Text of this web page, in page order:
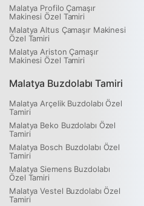
Malatya Profilo Çamaşır
Makinesi Özel Tamiri
Malatya Altus Çamaşır Makinesi
Özel Tamiri
Malatya Ariston Çamaşır
Makinesi Özel Tamiri
Malatya Buzdolabı Tamiri
Malatya Arçelik Buzdolabı Özel
Tamiri
Malatya Beko Buzdolabı Özel
Tamiri
Malatya Bosch Buzdolabı Özel
Tamiri
Malatya Siemens Buzdolabı
Özel Tamiri
Malatya Vestel Buzdolabı Özel
Tamiri